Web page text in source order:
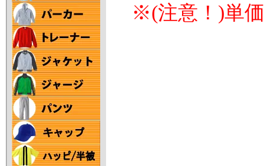
※(注意！)単